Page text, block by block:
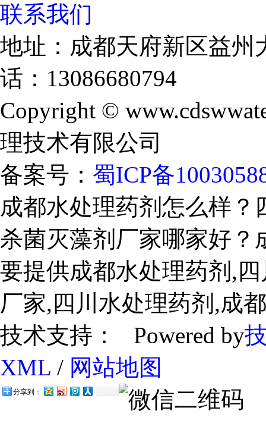
联系我们
地址：成都天府新区益
话：13086680794
Copyright ©
理技术有限公司
备案号： 蜀ICP备
成都水处理药剂怎么样
杀菌灭藻剂厂家哪家好
要提供成都水处理药剂,
厂家,四川水处理药剂,成
技术支持： Powered by
XML / 网站地图
分享到：